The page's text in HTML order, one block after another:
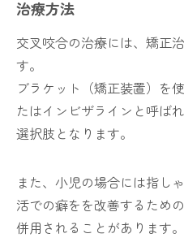
治療方法
交叉咬合の治療には、矯正
す。
ブラケット（矯正装置）を
たはインビザラインと呼ば
選択肢となります。
また、小児の場合には指し
活での癖をを改善するため
併用されることがあります。